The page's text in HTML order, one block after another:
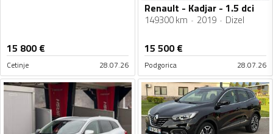
15 800€
Cetinje 28.07.26
Renault - Kadjar - 1.5 dci
149300 km 2019 Dizel
15 500€
Podgorica 28.07.26